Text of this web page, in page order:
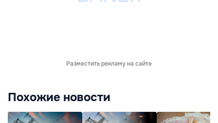
Разместить рекламу на сайте
Похожие новости